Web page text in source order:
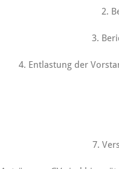
2.
3.
4. Entlastung der
7.